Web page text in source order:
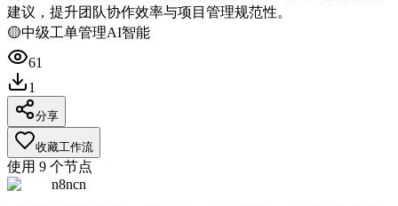
建议，提升团队协作效率与项目管理规范性。
🟡中级工单管理AI智能
61
1
分享
收藏工作流
使用 9 个节点
n8ncn